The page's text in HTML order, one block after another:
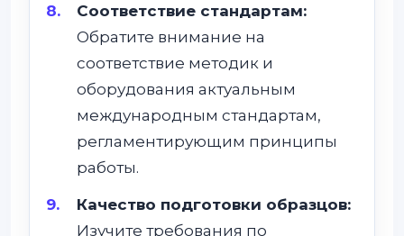
Соответствие стандартам:
Обратите внимание на
соответствие методик и
оборудования актуальным
международным стандартам,
регламентирующим принципы
работы.
Качество подготовки образцов:
Изучите требования по